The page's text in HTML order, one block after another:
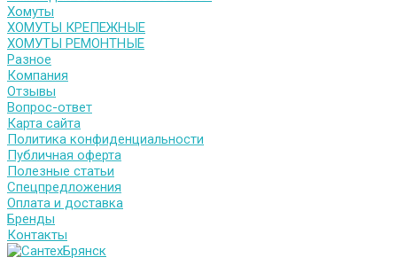
Хомуты
ХОМУТЫ КРЕПЕЖНЫЕ
ХОМУТЫ РЕМОНТНЫЕ
Разное
Компания
Отзывы
Вопрос-ответ
Карта сайта
Политика конфиденциальности
Публичная оферта
Полезные статьи
Спецпредложения
Оплата и доставка
Бренды
Контакты